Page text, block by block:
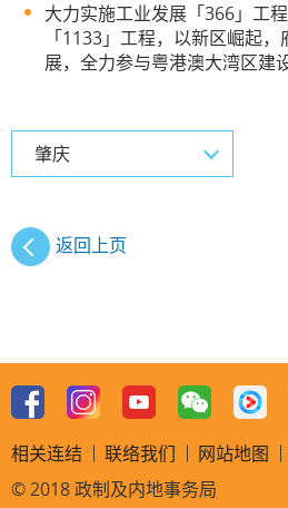
大力实施工业发展「366」工
「1133」工程，以新区崛起
展，全力参与粤港澳大湾区建设
肇庆
返回上页
相关连结 联络我们 网站地图
© 2018 政制及内地事务局